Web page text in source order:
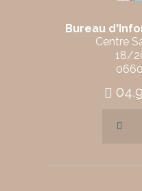
Bureau
Centre
18/